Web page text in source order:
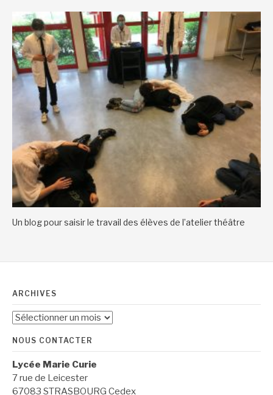
Un blog pour saisir le travail des élèves de l’atelier théâtre
ARCHIVES
Archives
NOUS CONTACTER
Lycée Marie Curie
7 rue de Leicester
67083 STRASBOURG Cedex